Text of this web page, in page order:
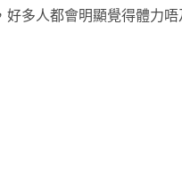
多人都會明顯覺得體力唔